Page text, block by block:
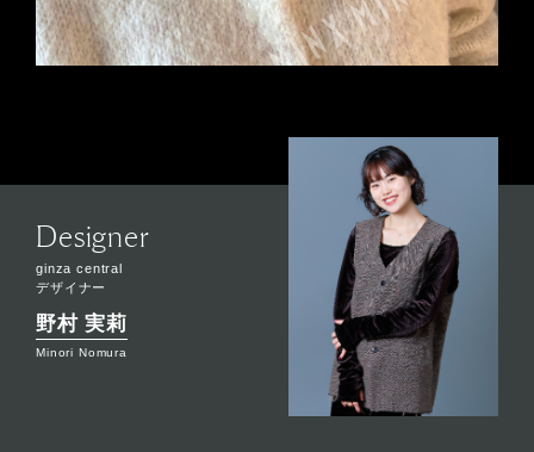
Designer
ginza central
デザイナー
野村 実莉
Minori Nomura